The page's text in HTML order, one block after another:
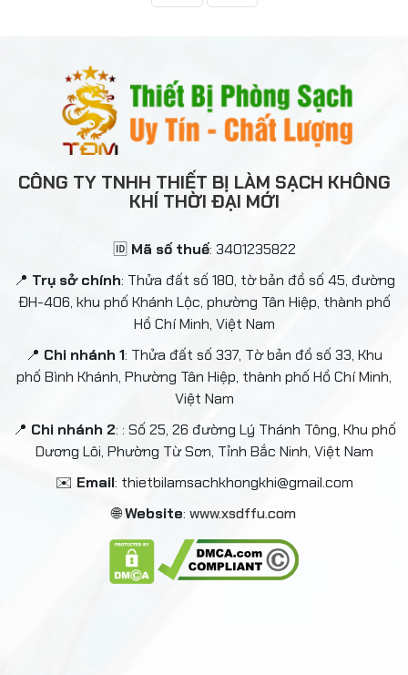
CÔNG TY TNHH THIẾT BỊ LÀM SẠCH KHÔNG
KHÍ THỜI ĐẠI MỚI
🆔 Mã số thuế: 3401235822
📍 Trụ sở chính: Thửa đất số 180, tờ bản đồ số 45, đường
ĐH-406, khu phố Khánh Lộc, phường Tân Hiệp, thành phố
Hồ Chí Minh, Việt Nam
📍 Chi nhánh 1: Thửa đất số 337, Tờ bản đồ số 33, Khu
phố Bình Khánh, Phường Tân Hiệp, thành phố Hồ Chí Minh,
Việt Nam
📍 Chi nhánh 2: : Số 25, 26 đường Lý Thánh Tông, Khu phố
Dương Lôi, Phường Từ Sơn, Tỉnh Bắc Ninh, Việt Nam
✉️ Email: thietbilamsachkhongkhi@gmail.com
🌐Website: www.xsdffu.com